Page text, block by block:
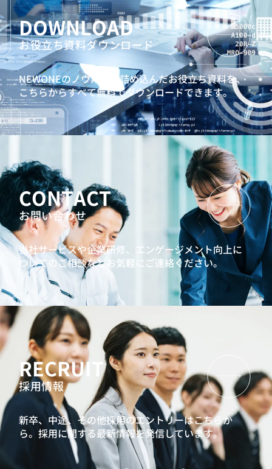
DOWNLOAD
お役立ち資料ダウンロード
NEWONEのノウハウを詰め込んだお役立ち資料を、
こちらからすべて無料でダウンロードできます。
CONTACT
お問い合わせ
当社サービスや企業研修、エンゲージメント向上に
ついてのご相談などお気軽にご連絡ください。
RECRUIT
採用情報
新卒、中途、その他採用のエントリーはこちらか
ら。採用に関する最新情報を発信しています。